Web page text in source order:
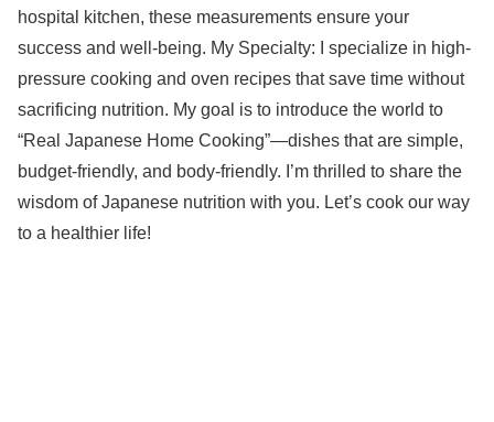
hospital kitchen, these measurements ensure your
success and well-being. My Specialty: I specialize in high-
pressure cooking and oven recipes that save time without
sacrificing nutrition. My goal is to introduce the world to
“Real Japanese Home Cooking”—dishes that are simple,
budget-friendly, and body-friendly. I’m thrilled to share the
wisdom of Japanese nutrition with you. Let’s cook our way
to a healthier life!